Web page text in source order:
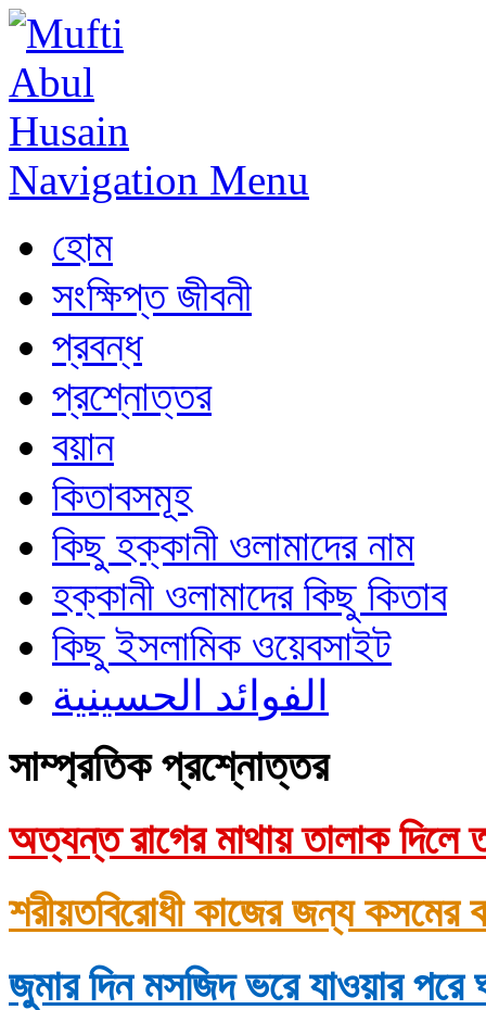
Navigation Menu
হোম
সংক্ষিপ্ত জীবনী
প্রবন্ধ
প্রশ্নোত্তর
বয়ান
কিতাবসমূহ
কিছু হক্কানী ওলামাদের নাম
হক্কানী ওলামাদের কিছু কিতাব
কিছু ইসলামিক ওয়েবসাইট
الفوائد الحسينية
সাম্প্রতিক প্রশ্নোত্তর
অত্যন্ত রাগের মাথায় তালাক দিলে
শরীয়তবিরোধী কাজের জন্য কসমের
জুমার দিন মসজিদ ভরে যাওয়ার